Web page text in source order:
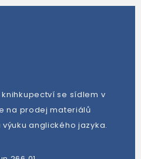
se sídlem v
na prodej materiálů
anglického jazyka.